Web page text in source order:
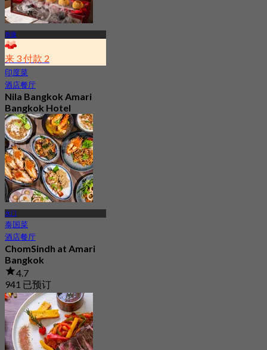
奇隆
来 3 付款 2
印度菜
酒店餐厅
Nila Bangkok Amari
Bangkok Hotel
5.0
194 已预订
起฿ 799.33
水门
泰国菜
酒店餐厅
ChomSindh at Amari
Bangkok
4.7
941 已预订
起฿ 424.75